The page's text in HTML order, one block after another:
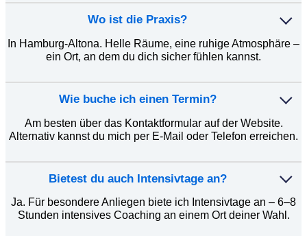
Wo ist die Praxis?
In Hamburg-Altona. Helle Räume, eine ruhige Atmosphäre –
ein Ort, an dem du dich sicher fühlen kannst.
Wie buche ich einen Termin?
Am besten über das Kontaktformular auf der Website.
Alternativ kannst du mich per E-Mail oder Telefon erreichen.
Bietest du auch Intensivtage an?
Ja. Für besondere Anliegen biete ich Intensivtage an – 6–8
Stunden intensives Coaching an einem Ort deiner Wahl.